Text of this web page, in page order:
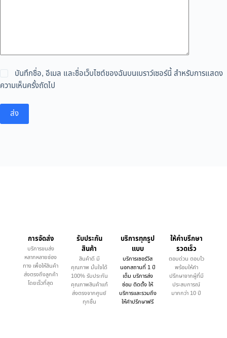
บันทึกชื่อ, อีเมล และชื่อเว็บไซต์ของฉันบนเบราว์เซอร์นี้ สำหรับการแสดง
ความเห็นครั้งถัดไป
ส่ง
การจัดส่ง
บริการขนส่ง
หลากหลายช่อง
ทาง เพื่อให้สินค้า
ส่งตรงถึงลูกค้า
โดยเร็วที่สุด
รับประกัน
สินค้า
สินค้าดี มี
คุณภาพ มั่นใจได้
100% รับประกัน
คุณภาพสินค้าแท้
ส่งตรงจากศูนย์
ทุกชิ้น
บริการทุกรูป
แบบ
บริการเซอร์วิส
นอกสถานที่ 1 ปี
เต็ม บริการส่ง
ซ่อม ติดตั้ง ให้
บริการและรวมถึง
ให้คำปรึกษาฟรี
ให้คำบรึกษา
รวดเร็ว
ตอบด่วน ตอบไว
พร้อมให้คำ
ปรึกษาจากผู้ที่มี
ประสบการณ์
มากกว่า 10 ปี